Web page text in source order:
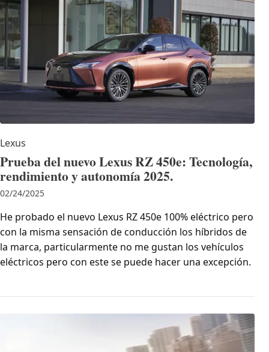
Lexus
Prueba del nuevo Lexus RZ 450e: Tecnología,
rendimiento y autonomía 2025.
02/24/2025
He probado el nuevo Lexus RZ 450e 100% eléctrico pero
con la misma sensación de conducción los híbridos de
la marca, particularmente no me gustan los vehículos
eléctricos pero con este se puede hacer una excepción.